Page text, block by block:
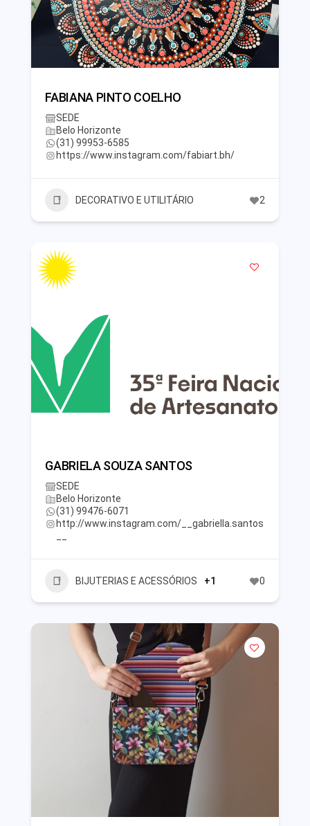
FABIANA PINTO COELHO
SEDE
Belo Horizonte
(31) 99953-6585
https://www.instagram.com/fabiart.bh/
DECORATIVO E UTILITÁRIO 2
GABRIELA SOUZA SANTOS
SEDE
Belo Horizonte
(31) 99476-6071
http://www.instagram.com/__gabriella.santos
BIJUTERIAS E ACESSÓRIOS +1 0